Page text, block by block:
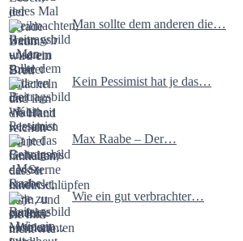
Man sollte dem anderen die…
Kein Pessimist hat je das…
Max Raabe – Der…
Wie ein gut verbrachter…